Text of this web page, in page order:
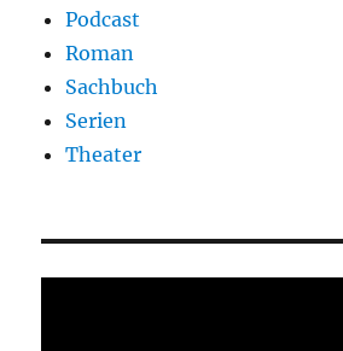
Podcast
Roman
Sachbuch
Serien
Theater